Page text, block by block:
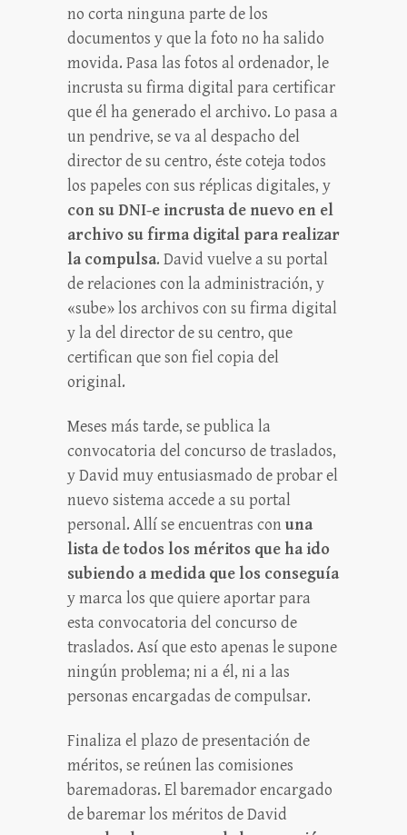
no corta ninguna parte de los
documentos y que la foto no ha salido
movida. Pasa las fotos al ordenador, le
incrusta su firma digital para certificar
que él ha generado el archivo. Lo pasa a
un pendrive, se va al despacho del
director de su centro, éste coteja todos
los papeles con sus réplicas digitales, y
con su DNI-e incrusta de nuevo en el
archivo su firma digital para realizar
la compulsa. David vuelve a su portal
de relaciones con la administración, y
«sube» los archivos con su firma digital
y la del director de su centro, que
certifican que son fiel copia del
original.
Meses más tarde, se publica la
convocatoria del concurso de traslados,
y David muy entusiasmado de probar el
nuevo sistema accede a su portal
personal. Allí se encuentras con una
lista de todos los méritos que ha ido
subiendo a medida que los conseguía
y marca los que quiere aportar para
esta convocatoria del concurso de
traslados. Así que esto apenas le supone
ningún problema; ni a él, ni a las
personas encargadas de compulsar.
Finaliza el plazo de presentación de
méritos, se reúnen las comisiones
baremadoras. El baremador encargado
de baremar los méritos de David